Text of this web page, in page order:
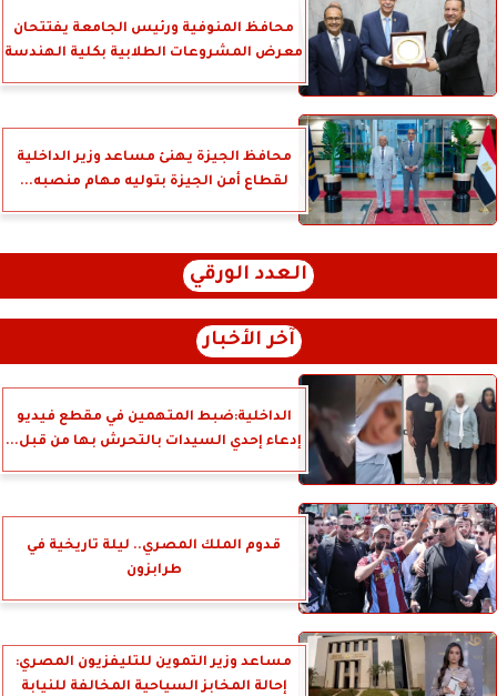
محافظ المنوفية ورئيس الجامعة يفتتحان
معرض المشروعات الطلابية بكلية الهندسة
محافظ الجيزة يهنئ مساعد وزير الداخلية
لقطاع أمن الجيزة بتوليه مهام منصبه...
العدد الورقي
آخر الأخبار
الداخلية:ضبط المتهمين في مقطع فيديو
إدعاء إحدي السيدات بالتحرش بها من قبل...
قدوم الملك المصري.. ليلة تاريخية في
طرابزون
مساعد وزير التموين للتليفزيون المصري:
إحالة المخابز السياحية المخالفة للنيابة